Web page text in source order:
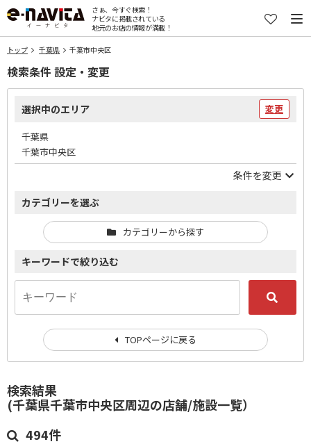
さぁ、今すぐ検索！
ナビタに掲載されている
地元のお店の情報が満載！
トップ 千葉県 千葉市中央区
検索結果
(千葉県千葉市中央区周辺の店舗/施設一覧）
494件
検索条件 設定・変更
選択中のエリア 変更
千葉県
千葉市中央区
条件を変更
カテゴリーを選ぶ
カテゴリーから探す
キーワードで絞り込む
TOPページに戻る